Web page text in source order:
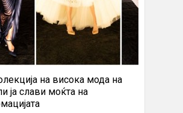
на висока мода на
ја слави моќта на